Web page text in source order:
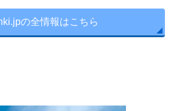
の全情報はこちら